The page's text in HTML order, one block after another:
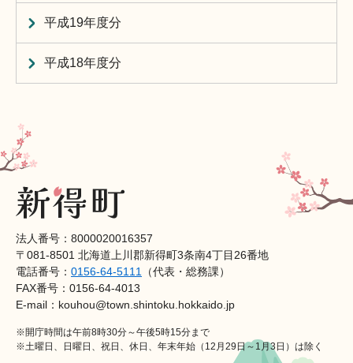
平成19年度分
平成18年度分
法人番号：8000020016357
〒081-8501 北海道上川郡新得町3条南4丁目26番地
電話番号： 0156-64-5111
（代表・総務課）
FAX番号：0156-64-4013
E-mail：kouhou@town.shintoku.hokkaido.jp
※開庁時間は午前8時30分～午後5時15分まで
※土曜日、日曜日、祝日、休日、年末年始（12月29日～1月3日）は除く